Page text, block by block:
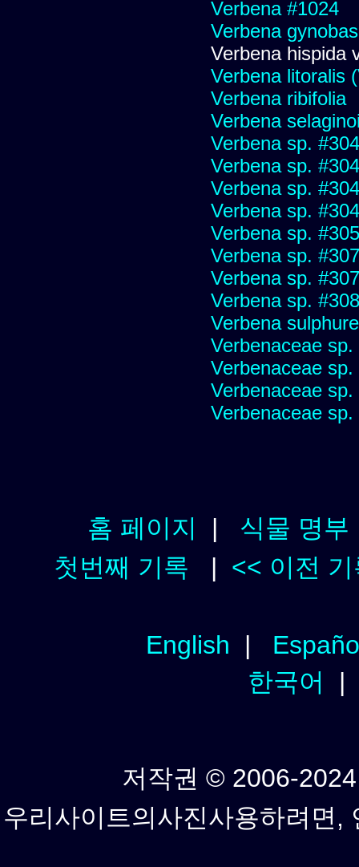
Verbena #1024
Verbena
Verbena hispida
Verbena litoralis
Verbena ribifolia
Verbena
Verbena sp.
Verbena sp.
Verbena sp.
Verbena sp.
Verbena sp.
Verbena sp.
Verbena sp.
Verbena sp.
Verbena
Verbenaceae sp.
Verbenaceae sp.
Verbenaceae sp.
Verbenaceae sp.
홈 페이지 | 식물 명부
첫번째 기록 | << 이전 기
English |
한국어
저작권 © 2006-
우리사이트의사진사용하려면,